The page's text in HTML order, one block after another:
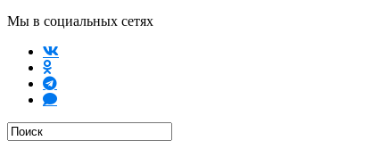
Мы в социальных сетях